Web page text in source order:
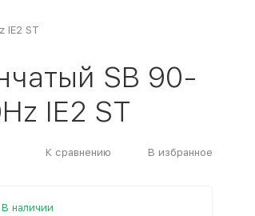
IE2 ST
SB 90-
IE2 ST
К сравнению В избранное
В наличии